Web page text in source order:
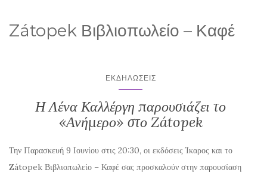
Zátopek Βιβλιοπωλείο – Καφέ
ΕΚΔΗΛΏΣΕΙΣ
Η Λένα Καλλέργη παρουσιάζει το
«Ανήμερο» στο Zátopek
Την Παρασκευή 9 Ιουνίου στις 20:30, οι εκδόσεις Ίκαρος και το
Zátopek Βιβλιοπωλείο – Καφέ σας προσκαλούν στην παρουσίαση